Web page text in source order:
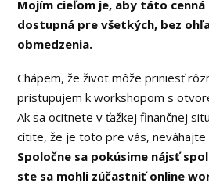
Mojím cieľom je, aby táto
dostupná pre všetkých, bez
obmedzenia.
Chápem, že život môže priniesť
pristupujem k workshopom s
Ak sa ocitnete v ťažkej finančnej
cítite, že je toto pre vás, neváhajte
Spoločne sa pokúsime nájsť
ste sa mohli zúčastniť online